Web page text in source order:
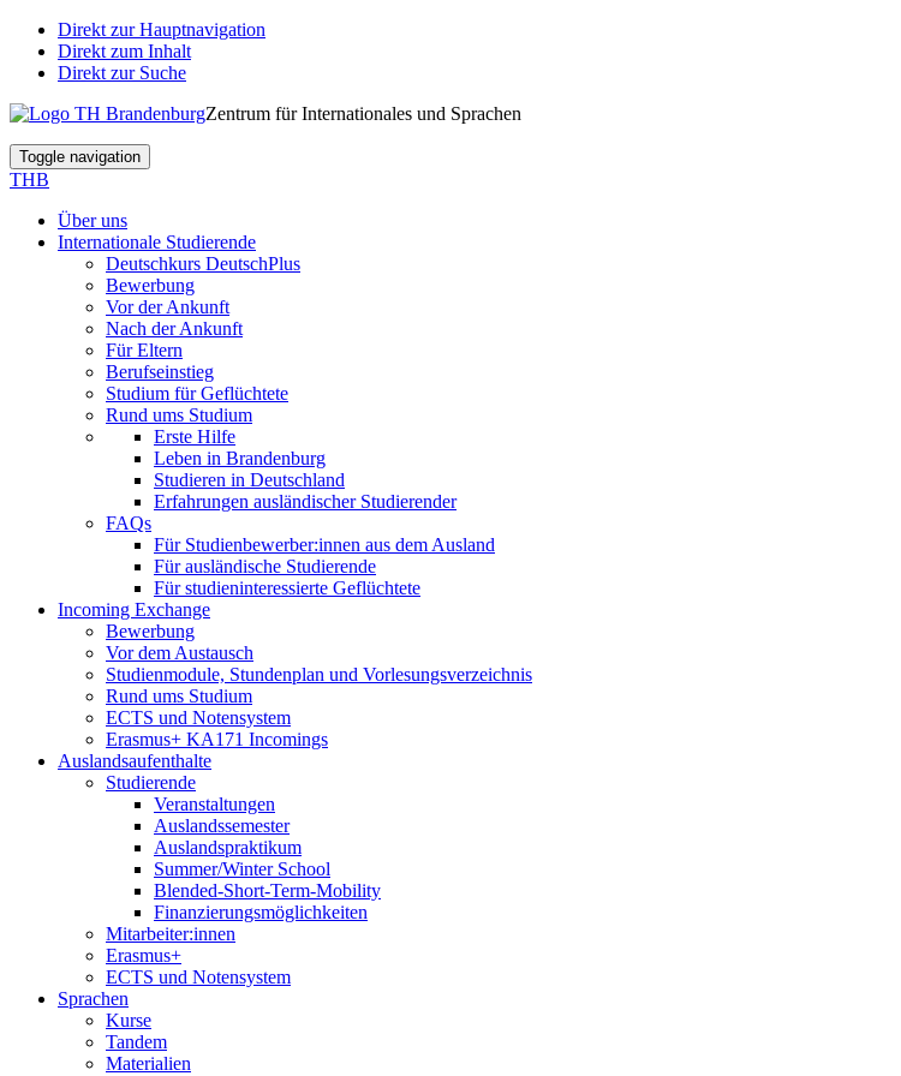
Direkt zur Hauptnavigation
Direkt zum Inhalt
Direkt zur Suche
Zentrum für Internationales und Sprachen
Toggle navigation
THB
Über uns
Internationale Studierende
Deutschkurs DeutschPlus
Bewerbung
Vor der Ankunft
Nach der Ankunft
Für Eltern
Berufseinstieg
Studium für Geflüchtete
Rund ums Studium
Erste Hilfe
Leben in Brandenburg
Studieren in Deutschland
Erfahrungen ausländischer Studierender
FAQs
Für Studienbewerber:innen aus dem Ausland
Für ausländische Studierende
Für studieninteressierte Geflüchtete
Incoming Exchange
Bewerbung
Vor dem Austausch
Studienmodule, Stundenplan und Vorlesungsverzeichnis
Rund ums Studium
ECTS und Notensystem
Erasmus+ KA171 Incomings
Auslandsaufenthalte
Studierende
Veranstaltungen
Auslandssemester
Auslandspraktikum
Summer/Winter School
Blended-Short-Term-Mobility
Finanzierungsmöglichkeiten
Mitarbeiter:innen
Erasmus+
ECTS und Notensystem
Sprachen
Kurse
Tandem
Materialien